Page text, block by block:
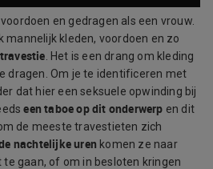
en gedragen als een vrouw.
mannelijk kleden, voordoen en zo
. Het is een drang om kleding
dragen. Om je te identificeren met
dat hier een seksuele opwinding bij
een taboe op dit onderwerp en dit
de meeste travestieten zich
nachtelijke uren komen ze naar
gaan, of om in besloten kringen